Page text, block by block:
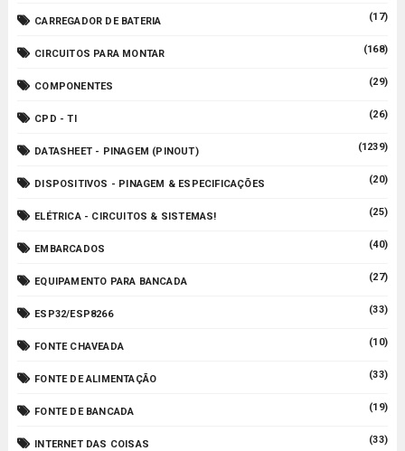
CARREGADOR DE BATERIA (17)
CIRCUITOS PARA MONTAR (168)
COMPONENTES (29)
CPD - TI (26)
DATASHEET - PINAGEM (PINOUT) (1239)
DISPOSITIVOS - PINAGEM & ESPECIFICAÇÕES (20)
ELÉTRICA - CIRCUITOS & SISTEMAS! (25)
EMBARCADOS (40)
EQUIPAMENTO PARA BANCADA (27)
ESP32/ESP8266 (33)
FONTE CHAVEADA (10)
FONTE DE ALIMENTAÇÃO (33)
FONTE DE BANCADA (19)
INTERNET DAS COISAS (33)